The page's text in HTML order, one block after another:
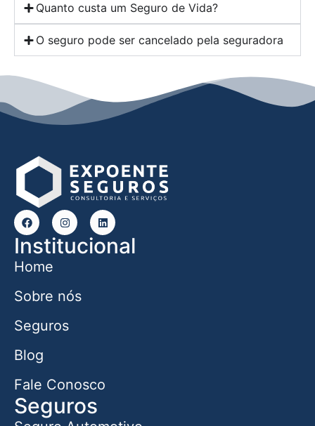
Quanto custa um Seguro de Vida?
O seguro pode ser cancelado pela seguradora
Institucional
Home
Sobre nós
Seguros
Blog
Fale Conosco
Seguros